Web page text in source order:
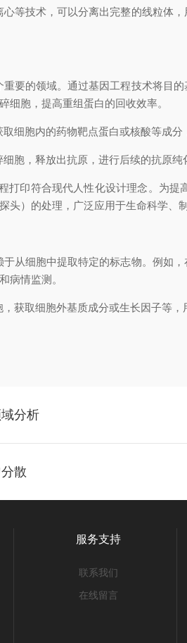
等技术，可以分离出完整的线粒体
要的领域。通过基因工程技术将目
细胞，提高重组蛋白的回收效率。
细胞内的药物靶点蛋白或核酸等成分
胞，释放出抗原，进行后续的抗原纯
打印符合现代人性化设计理念。为
）的处理，广泛应用于生命科学、
从细胞中提取特定的标志物。例如
病情监测。
获取细胞外基质成分或生长因子等，
分析
散
服务支持
联系我们
在线留言